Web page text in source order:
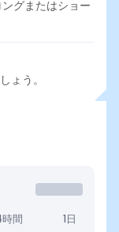
グまたはショー
ょう。
時間 1日